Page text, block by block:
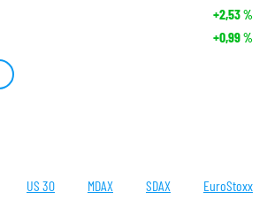
+2,53%
+0,99%
US 30 MDAX SDAX EuroStoxx